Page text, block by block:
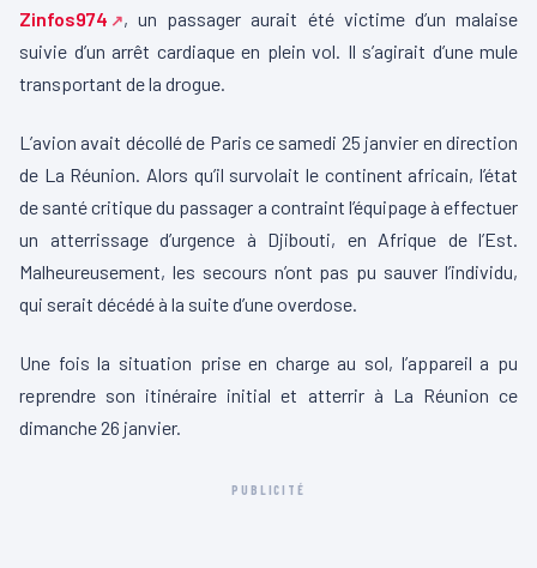
Zinfos974
, un passager aurait été victime d’un malaise
suivie d’un arrêt cardiaque en plein vol. Il s’agirait d’une mule
transportant de la drogue.
L’avion avait décollé de Paris ce samedi 25 janvier en direction
de La Réunion. Alors qu’il survolait le continent africain, l’état
de santé critique du passager a contraint l’équipage à effectuer
un atterrissage d’urgence à Djibouti, en Afrique de l’Est.
Malheureusement, les secours n’ont pas pu sauver l’individu,
qui serait décédé à la suite d’une overdose.
Une fois la situation prise en charge au sol, l’appareil a pu
reprendre son itinéraire initial et atterrir à La Réunion ce
dimanche 26 janvier.
PUBLICITÉ